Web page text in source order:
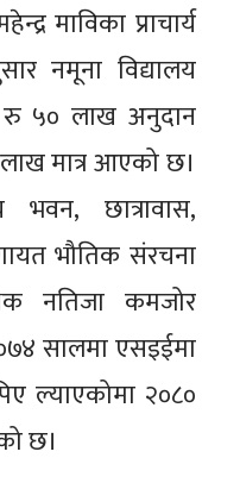
माविका प्राचार्य
नमूना विद्यालय
रु ५० लाख अनुदान
मात्र आएको छ।
भवन, छात्रावास,
भौतिक संरचना
नतिजा कमजोर
सालमा एसइईमा
ल्याएकोमा २०८०
छ।